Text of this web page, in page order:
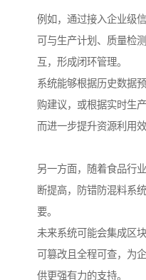
例如，通过接入企业级
可与生产计划、质量检
互，形成闭环管理。
系统能够根据历史数据
购建议，或根据实时生
而进一步提升资源利用效
另一方面，随着食品行
断提高，防错防混料系
要。
未来系统可能会集成区
可篡改且全程可查，为
供更强有力的支持。